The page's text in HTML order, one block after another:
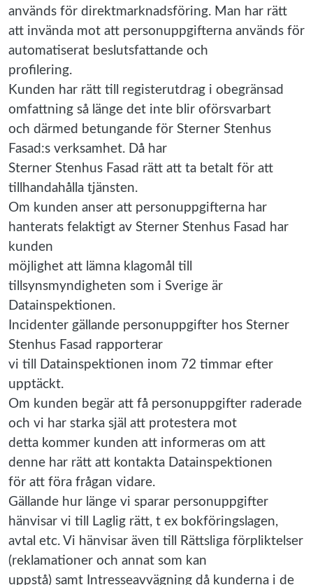
används för direktmarknadsföring. Man har rätt
att invända mot att personuppgifterna används för
automatiserat beslutsfattande och
profilering.
Kunden har rätt till registerutdrag i obegränsad
omfattning så länge det inte blir oförsvarbart
och därmed betungande för Sterner Stenhus
Fasad:s verksamhet. Då har
Sterner Stenhus Fasad rätt att ta betalt för att
tillhandahålla tjänsten.
Om kunden anser att personuppgifterna har
hanterats felaktigt av Sterner Stenhus Fasad har
kunden
möjlighet att lämna klagomål till
tillsynsmyndigheten som i Sverige är
Datainspektionen.
Incidenter gällande personuppgifter hos Sterner
Stenhus Fasad rapporterar
vi till Datainspektionen inom 72 timmar efter
upptäckt.
Om kunden begär att få personuppgifter raderade
och vi har starka själ att protestera mot
detta kommer kunden att informeras om att
denne har rätt att kontakta Datainspektionen
för att föra frågan vidare.
Gällande hur länge vi sparar personuppgifter
hänvisar vi till Laglig rätt, t ex bokföringslagen,
avtal etc. Vi hänvisar även till Rättsliga förpliktelser
(reklamationer och annat som kan
uppstå) samt Intresseavvägning då kunderna i de